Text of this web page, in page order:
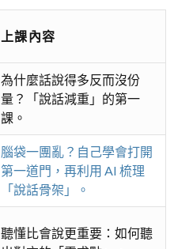
上課內容
為什麼話說得多反而沒份
量？「說話減重」的第一
課。
腦袋一團亂？自己學會打開
第一道門，再利用 AI 梳理
「說話骨架」。
聽懂比會說更重要：如何聽